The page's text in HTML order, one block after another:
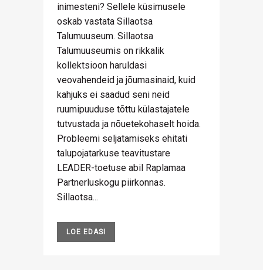
inimesteni? Sellele küsimusele
oskab vastata Sillaotsa
Talumuuseum. Sillaotsa
Talumuuseumis on rikkalik
kollektsioon haruldasi
veovahendeid ja jõumasinaid, kuid
kahjuks ei saadud seni neid
ruumipuuduse tõttu külastajatele
tutvustada ja nõuetekohaselt hoida.
Probleemi seljatamiseks ehitati
talupojatarkuse teavitustare
LEADER-toetuse abil Raplamaa
Partnerluskogu piirkonnas.
Sillaotsa...
LOE EDASI